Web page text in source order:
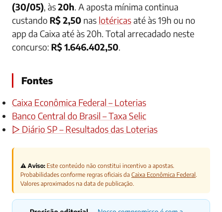
(30/05), às20h. A aposta mínima continua
custando R$ 2,50 nas lotéricasaté às 19h ou no
app da Caixa até às 20h. Total arrecadado neste
concurso: R$ 1.646.402,50.
Fontes
Caixa Econômica Federal – Loterias
Banco Central do Brasil – Taxa Selic
▷ Diário SP – Resultados das Loterias
⚠️ Aviso: Este conteúdo não constitui incentivo a apostas.
Probabilidades conforme regras oficiais da Caixa Econômica Federal.
Valores aproximados na data de publicação.